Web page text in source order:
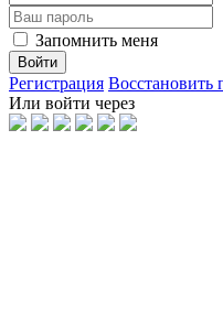
Запомнить меня
Войти
Регистрация Восстановить
Или войти через